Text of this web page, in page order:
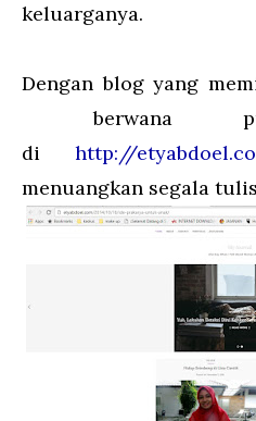
keluarganya.
Dengan blog yang
berwana
di http://
menuangkan segala